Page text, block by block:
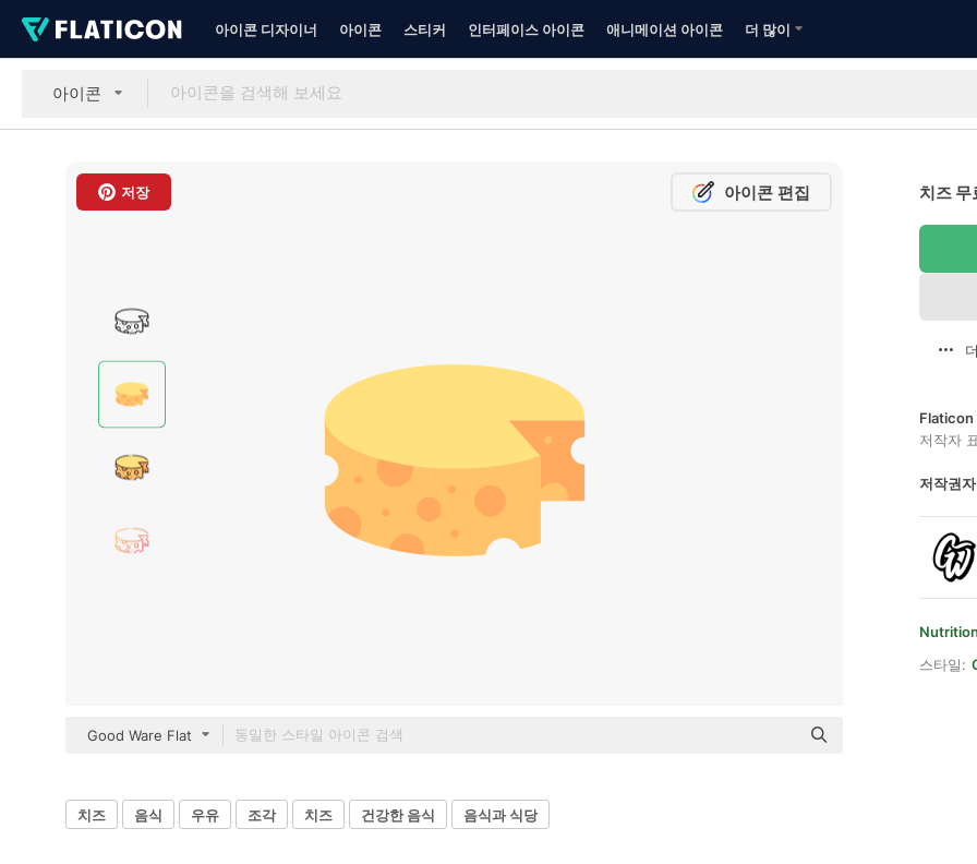
아이콘 디자이너 아이콘 스티커 인터페이스 아이콘 애니메이션 아이콘 더 많이
아이콘
저장 아이콘 편집
Good Ware Flat
치즈 무
Flaticon
저작자
저작권
스타일:
치즈 음식 우유 조각 치즈 건강한 음식 음식과 식당